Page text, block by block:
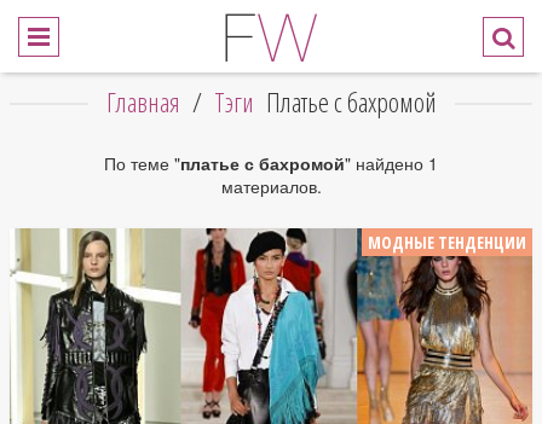
Главная / Тэги Платье с бахромой
По теме "платье с бахромой" найдено 1
материалов.
МОДНЫЕ ТЕНДЕНЦИИ